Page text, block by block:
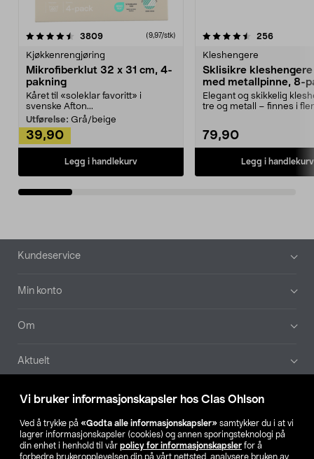
Vi bruker informasjonskapsler hos Clas Ohlson
Ved å trykke på «Godta alle informasjonskapsler» samtykker du i at vi
lagrer informasjonskapsler (cookies) og annen sporingsteknologi på
din enhet i henhold til vår policy for informasjonskapsler for å
forbedre brukeropplevelsen din på vårt nettsted, analysere bruken av
3809anmeldelser(9,97/stk)
Kjøkkenrengjøring
Mikrofiberklut 32 x 31 cm, 4-
pakning
Kåret til «soleklar favoritt» i
svenske Afton...
Utførelse: Grå/beige
39,90
Legg i handlekurv
4.5av 5 stjerner 256
Kleshengere
Sklisikre
med metallpinne, 8-
Elegant og skikkelig
tre og metall – finnes i
79,90
Legg i handlekurv
4.5av 5 stjerner
Bunntekst
Kundeservice
Min konto
Om
Aktuelt
Våre selskaper
Finn din butikk